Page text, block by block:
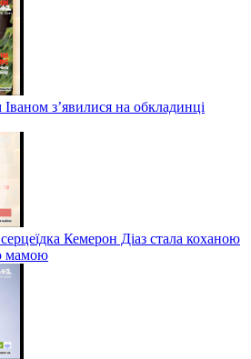
з’явилися на обкладинці
Кемерон Діаз стала коханою
мамою